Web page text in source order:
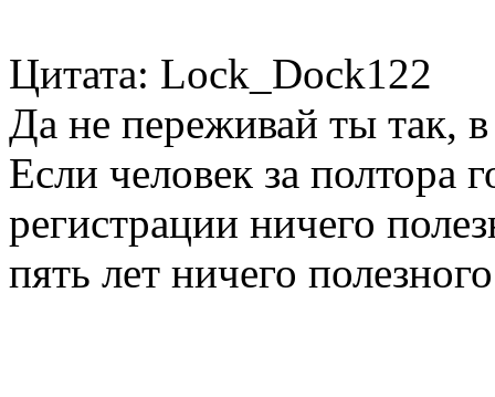
Цитата: Lock_Dock122
Да не переживай ты так,
Если человек за полтора
регистрации ничего
пять лет ничего